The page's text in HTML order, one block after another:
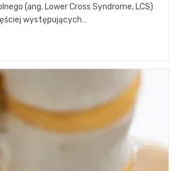
(ang. Lower Cross Syndrome, LCS)
występujących…